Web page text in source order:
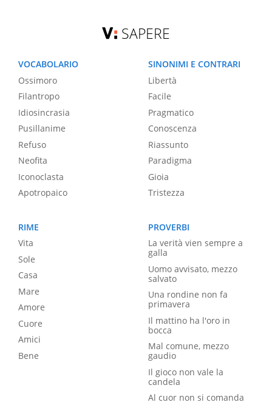
SAPERE
VOCABOLARIO
Ossimoro
Filantropo
Idiosincrasia
Pusillanime
Refuso
Neofita
Iconoclasta
Apotropaico
SINONIMI E CONTRARI
Libertà
Facile
Pragmatico
Conoscenza
Riassunto
Paradigma
Gioia
Tristezza
RIME
Vita
Sole
Casa
Mare
Amore
Cuore
Amici
Bene
PROVERBI
La verità vien sempre a
galla
Uomo avvisato, mezzo
salvato
Una rondine non fa
primavera
Il mattino ha l'oro in
bocca
Mal comune, mezzo
gaudio
Il gioco non vale la
candela
Al cuor non si comanda